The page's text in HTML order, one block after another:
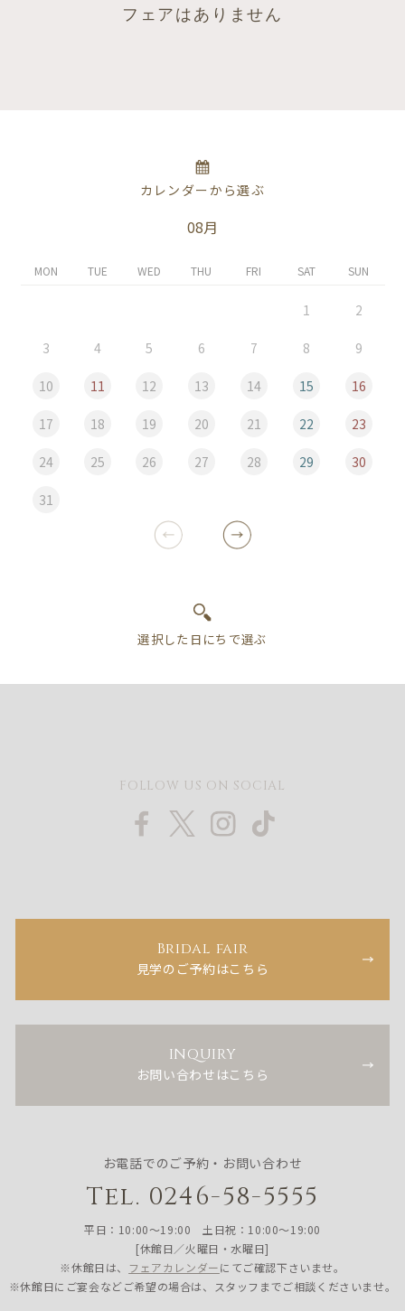
フェアはありません
カレンダーから選ぶ
08月
MON TUE WED THU FRI SAT SUN
1 2
3 4 5 6 7 8 9
10 11 12 13 14 15 16
17 18 19 20 21 22 23
24 25 26 27 28 29 30
31
FOLLOW US ON SOCIAL
Bridal fair
見学のご予約はこちら
INQUIRY
お問い合わせはこちら
お電話でのご予約・お問い合わせ
Tel. 0246-58-5555
平日：10:00〜19:00 土日祝：10:00〜19:00
[休館日／火曜日・水曜日]
※休館日は、 フェアカレンダーにてご確認下さいませ。
※休館日にご宴会などご希望の場合は、スタッフまでご相談くださいませ。